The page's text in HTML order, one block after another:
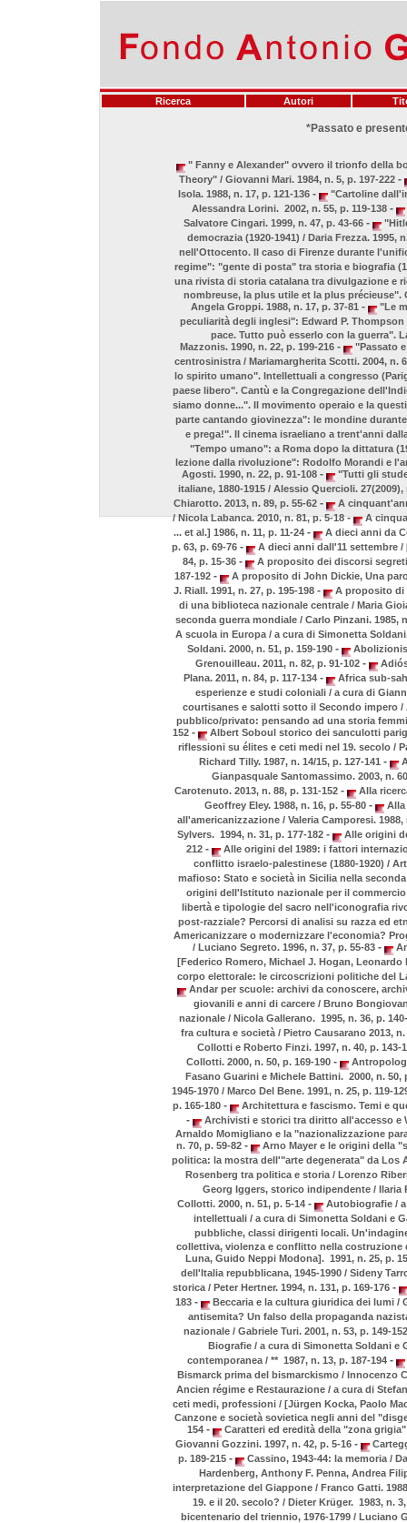
Ricerca Autori
*Passato e
" Fanny e Alexander" ovvero il trionfo della
Theory" / Giovanni Mari. 1984, n. 5, p. 197-222 -
Isola. 1988, n. 17, p. 121-136 -
"Cartoline
Alessandra Lorini. 2002, n. 55, p. 119-138 -
Salvatore Cingari. 1999, n. 47, p. 43-66 -
democrazia (1920-1941) / Daria Frezza. 1995,
nell'Ottocento. Il caso di Firenze durante
regime": "gente di posta" tra storia e biografia
una rivista di storia catalana tra divulgazione e
nombreuse, la plus utile et la plus
Angela Groppi. 1988, n. 17, p. 37-81 -
"Le
peculiarità degli inglesi": Edward P. Thompson
pace. Tutto può esserlo con la guerra".
Mazzonis. 1990, n. 22, p. 199-216 -
"Passato
centrosinistra / Mariamargherita Scotti. 2004, n.
lo spirito umano". Intellettuali a congresso
paese libero". Cantù e la Congregazione
siamo donne...". Il movimento operaio e la
parte cantando giovinezza": le mondine
e prega!". Il cinema israeliano a trent'anni
"Tempo umano": a Roma dopo la dittatura
lezione dalla rivoluzione": Rodolfo Morandi e
Agosti. 1990, n. 22, p. 91-108 -
"Tutti gli
italiane, 1880-1915 / Alessio Quercioli. 27(2009),
Chiarotto. 2013, n. 89, p. 55-62 -
A
/ Nicola Labanca. 2010, n. 81, p. 5-18-
A
... et al.] 1986, n. 11, p. 11-24 -
A dieci anni da
p. 63, p. 69-76 -
A dieci anni dall'11 settembre
84, p. 15-36 -
A proposito dei discorsi
187-192 -
A proposito di John Dickie, Una
J. Riall. 1991, n. 27, p. 195-198 -
A proposito di
di una biblioteca nazionale centrale / Maria
seconda guerra mondiale / Carlo Pinzani. 1985,
A scuola in Europa / a cura di Simonetta
Soldani. 2000, n. 51, p. 159-190 -
Grenouilleau. 2011, n. 82, p. 91-102 -
Adiós
Plana. 2011, n. 84, p. 117-134 -
Africa sub-
esperienze e studi coloniali / a cura di
courtisanes e salotti sotto il Secondo impero /
pubblico/privato: pensando ad una storia
152 -
Albert Soboul storico dei sanculotti
riflessioni su élites e ceti medi nel 19. secolo /
Richard Tilly. 1987, n. 14/15, p. 127-141 -
Gianpasquale Santomassimo. 2003, n.
Carotenuto. 2013, n. 88, p. 131-152 -
Alla
Geoffrey Eley. 1988, n. 16, p. 55-80 -
all'americanizzazione / Valeria Camporesi. 1988,
Sylvers. 1994, n. 31, p. 177-182 -
Alle origini
212 -
Alle origini del 1989: i fattori
conflitto israelo-palestinese (1880-1920) /
mafioso: Stato e società in Sicilia nella
origini dell'Istituto nazionale per il commercio
libertà e tipologie del sacro nell'iconografia
post-razziale? Percorsi di analisi su razza ed
Americanizzare o modernizzare l'economia?
/ Luciano Segreto. 1996, n. 37, p. 55-83 -
[Federico Romero, Michael J. Hogan, Leonardo
corpo elettorale: le circoscrizioni politiche del
Andar per scuole: archivi da conoscere,
giovanili e anni di carcere / Bruno
nazionale / Nicola Gallerano. 1995, n. 36, p.
fra cultura e società / Pietro Causarano 2013,
Collotti e Roberto Finzi. 1997, n. 40, p. 143-
Collotti. 2000, n. 50, p. 169-190 -
Fasano Guarini e Michele Battini. 2000, n. 50,
1945-1970 / Marco Del Bene. 1991, n. 25, p. 119-
p. 165-180 - Architettura e fascismo. Temi e
-
Archivisti e storici tra diritto all'accesso e
Arnaldo Momigliano e la "nazionalizzazione
n. 70, p. 59-82 -
Arno Mayer e le origini della
politica: la mostra dell'"arte degenerata" da Los
Rosenberg tra politica e storia / Lorenzo
Georg Iggers, storico indipendente / Ilaria
Collotti. 2000, n. 51, p. 5-14 -
Autobiografie / a
intellettuali / a cura di Simonetta Soldani e
pubbliche, classi dirigenti locali.
collettiva, violenza e conflitto nella costruzione
Luna, Guido Neppi Modona]. 1991, n. 25, p.
dell'Italia repubblicana, 1945-1990 / Sideny
storica / Peter Hertner. 1994, n. 131, p. 169-176 -
183 -
Beccaria e la cultura giuridica dei lumi /
antisemita? Un falso della propaganda
nazionale / Gabriele Turi. 2001, n. 53, p. 149-
Biografie / a cura di Simonetta Soldani e
contemporanea / ** 1987, n. 13, p. 187-194 -
Bismarck prima del bismarckismo / Innocenzo
Ancien régime e Restaurazione / a cura di
ceti medi, professioni / [Jürgen Kocka, Paolo
Canzone e società sovietica negli anni del
154 -
Caratteri ed eredità della "zona
Giovanni Gozzini. 1997, n. 42, p. 5-16 -
p. 189-215 -
Cassino, 1943-44: la memoria /
Hardenberg, Anthony F. Penna, Andrea
interpretazione del Giappone / Franco Gatti.
19. e il 20. secolo? / Dieter Krüger. 1983, n.
bicentenario del triennio, 1976-1799 / Luciano